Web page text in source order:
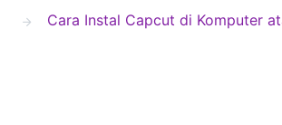
Cara Instal Capcut di Komputer